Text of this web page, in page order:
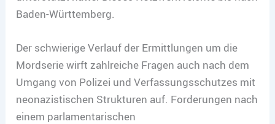
Baden-Württemberg.
Der schwierige Verlauf der Ermittlungen um die
Mordserie wirft zahlreiche Fragen auch nach dem
Umgang von Polizei und Verfassungsschutzes mit
neonazistischen Strukturen auf. Forderungen nach
einem parlamentarischen